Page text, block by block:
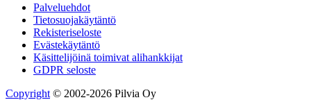
Palveluehdot
Tietosuojakäytäntö
Rekisteriseloste
Evästekäytäntö
Käsittelijöinä toimivat alihankkijat
GDPR seloste
Copyright © 2002-2026 Pilvia Oy